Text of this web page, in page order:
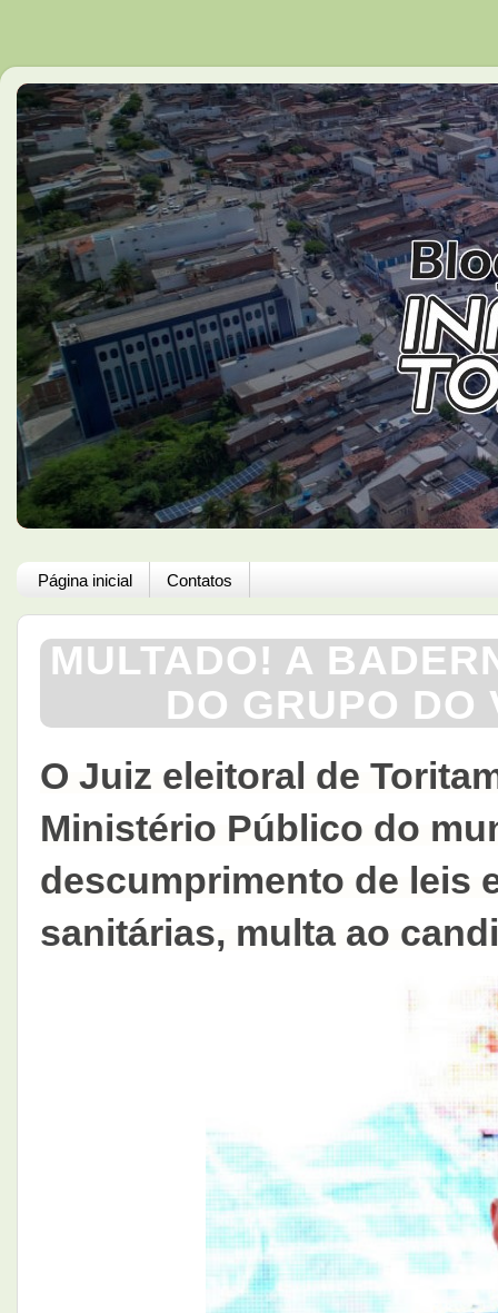
Página inicial Contatos
MULTADO! A
DO GRUPO DO
O Juiz eleitoral de
Ministério Público do
descumprimento de leis
sanitárias, multa ao